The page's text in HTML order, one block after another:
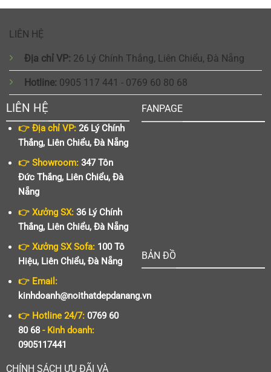
LIÊN HỆ
Địa chỉ VP: 26 Lý Chính Thắng, Liên Chiểu, Đà Nẵng
Hotline: 0905 117 441 - 0769 60 80 68
LIÊN HỆ
👉 Địa chỉ VP:26 Lý Chính
Thắng, Liên Chiểu, Đà Nẵng
👉 Showroom:347 Tôn
Đức Thắng, Liên Chiểu, Đà
Nẵng
👉 Xưởng SX:36 Lý Chính
Thắng, Liên Chiểu, Đà Nẵng
👉 Xưởng SX Sofa:100 Tô
Hiệu, Liên Chiểu, Đà Nẵng
👉 Email:
kinhdoanh@noithatdepdanang.vn
👉 Hotline 24/7:0769 60
80 68- Kinh doanh:
0905117441
CHÍNH SÁCH ƯU ĐÃI VÀ
FANPAGE
BẢN ĐỒ